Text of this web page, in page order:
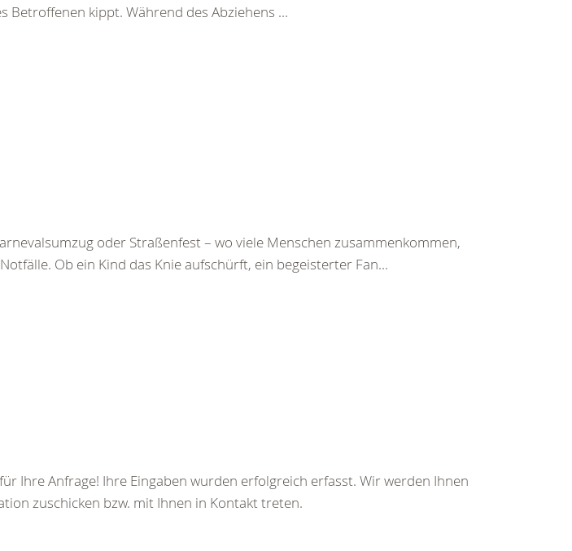
Betroffenen kippt. Während des Abziehens ...
oder Straßenfest – wo viele Menschen zusammenkommen,
Ob ein Kind das Knie aufschürft, ein begeisterter Fan...
Ihre Anfrage! Ihre Eingaben wurden erfolgreich erfasst. Wir werden Ihnen
zuschicken bzw. mit Ihnen in Kontakt treten.